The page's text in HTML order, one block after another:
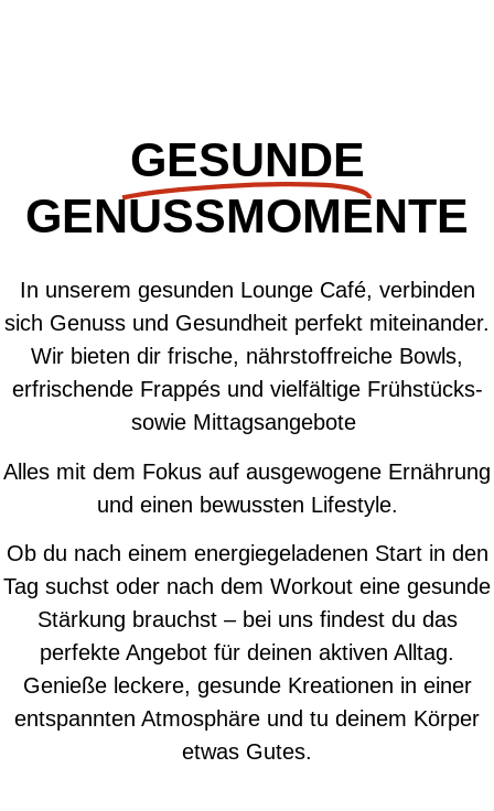
GESUNDE
GENUSSMOMENTE
In unserem gesunden Lounge Café, verbinden
sich Genuss und Gesundheit perfekt miteinander.
Wir bieten dir frische, nährstoffreiche Bowls,
erfrischende Frappés und vielfältige Frühstücks-
sowie Mittagsangebote
Alles mit dem Fokus auf ausgewogene Ernährung
und einen bewussten Lifestyle.
Ob du nach einem energiegeladenen Start in den
Tag suchst oder nach dem Workout eine gesunde
Stärkung brauchst – bei uns findest du das
perfekte Angebot für deinen aktiven Alltag.
Genieße leckere, gesunde Kreationen in einer
entspannten Atmosphäre und tu deinem Körper
etwas Gutes.